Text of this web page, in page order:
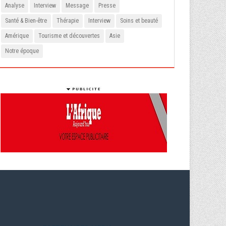
Analyse Interview Message Presse
Santé & Bien-être Thérapie Interview Soins et beauté
Amérique Tourisme et découvertes Asie
Notre époque